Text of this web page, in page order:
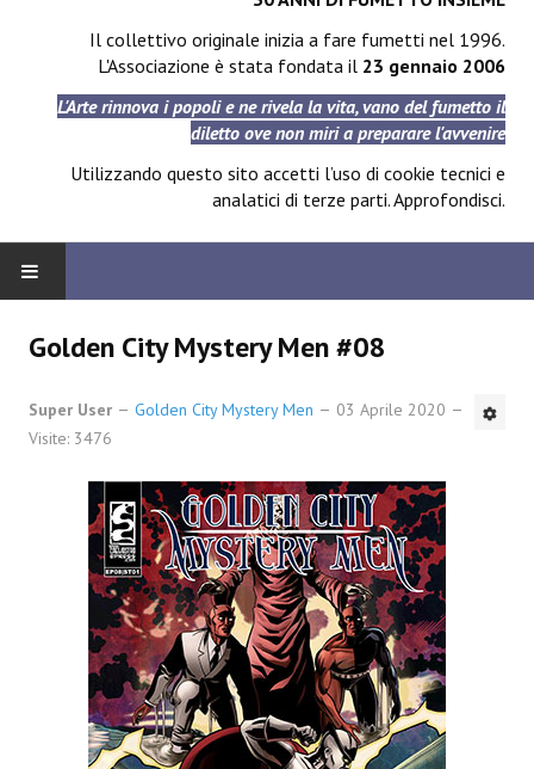
Il collettivo originale inizia a fare fumetti nel 1996.
L'Associazione è stata fondata il 23 gennaio 2006
L'Arte rinnova i popoli e ne rivela la vita, vano del fumetto il
diletto ove non miri a preparare l'avvenire
Utilizzando questo sito accetti l’uso di cookie tecnici e
analatici di terze parti.Approfondisci.
News
Contest
Prossimamente
Spazio Cagliostro@Lucca 2014
Spazio Cagliostro@Lucca 2015
Spazio Cagliostro@Lucca 2016
Golden City Mystery Men #08
Super User Golden City Mystery Men
03 Aprile 2020
Visite: 3476